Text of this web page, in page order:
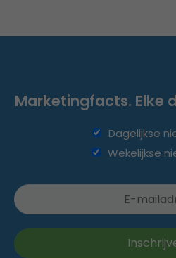
Marketingfacts. Elke
Dagelijkse
Wekelijkse